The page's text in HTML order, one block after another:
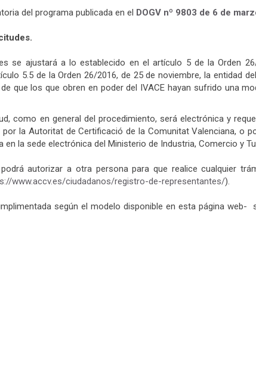
del programa publicada en el DOGV nº 9803 de 6 de
se ajustará a lo establecido en el artículo 5 de la Orden
5.5 de la Orden 26/2016, de 25 de noviembre, la
que los que obren en poder del IVACE hayan sufrido una
como en general del procedimiento, será electrónica y
la Autoritat de Certificació de la Comunitat Valenciana,
en la sede electrónica del Ministerio de Industria, Comercio y
autorizar a otra persona para que realice cualquier
www.accv.es/ciudadanos/registro-de-representantes/).
según el modelo disponible en esta página